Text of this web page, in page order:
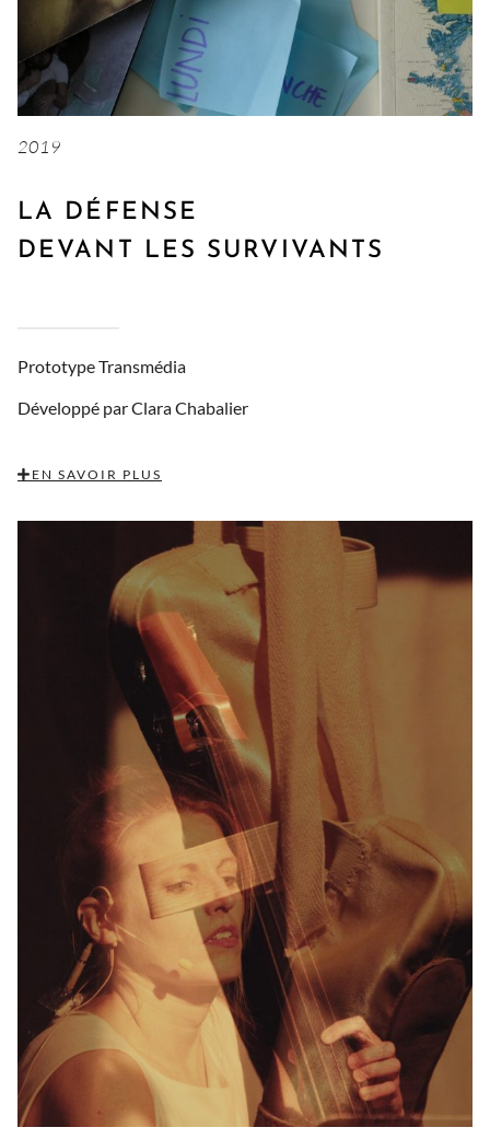
2019
LA DÉFENSE
DEVANT LES SURVIVANTS
Prototype Transmédia
Développé par Clara Chabalier
EN SAVOIR PLUS